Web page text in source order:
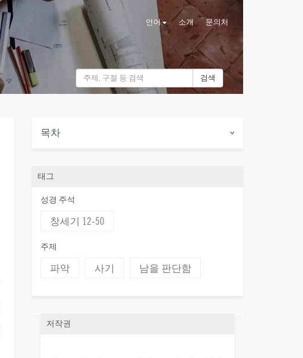
언어 소개 문의처
검색
목차
태그
성경 주석
창세기 12-50
주제
파악 사기 남을 판단함
저작권